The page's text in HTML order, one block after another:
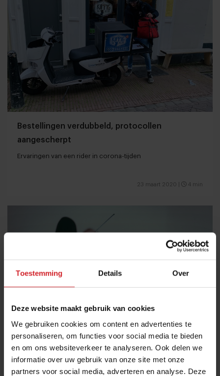
Toestemming Details Over
Deze website maakt gebruik van cookies
We gebruiken cookies om content en advertenties te
personaliseren, om functies voor social media te bieden
en om ons websiteverkeer te analyseren. Ook delen we
informatie over uw gebruik van onze site met onze
partners voor social media, adverteren en analyse. Deze
Bestellingen verdubbeld, protocollen
aangescherpt
Ervaringen van een rider in corona-tijden
23 maart 2020 4 min
Quarantaine luistertips